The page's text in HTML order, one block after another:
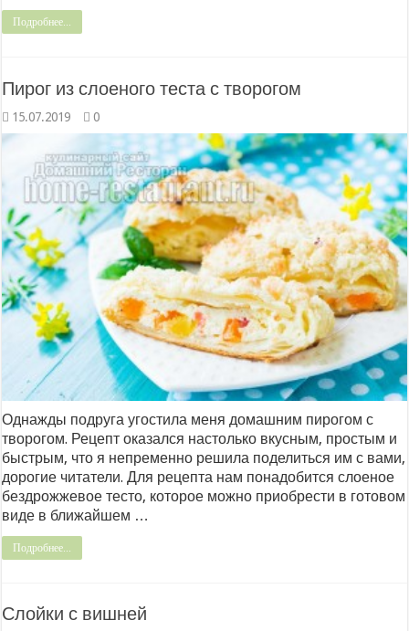
Подробнее...
Пирог из слоеного теста с творогом
15.07.2019 0
Однажды подруга угостила меня домашним пирогом с
творогом. Рецепт оказался настолько вкусным, простым и
быстрым, что я непременно решила поделиться им с вами,
дорогие читатели. Для рецепта нам понадобится слоеное
бездрожжевое тесто, которое можно приобрести в готовом
виде в ближайшем …
Подробнее...
Слойки с вишней